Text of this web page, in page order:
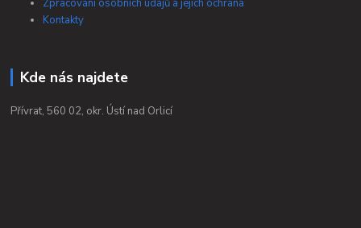
Kontakty
Kde nás najdete
Přívrat, 560 02, okr. Ústí nad Orlicí